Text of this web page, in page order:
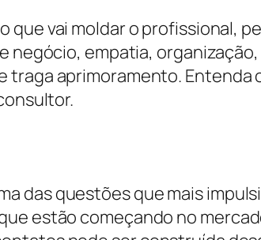
que vai moldar o profissional,
negócio, empatia,
traga aprimoramento.
das questões que mais
estão começando no